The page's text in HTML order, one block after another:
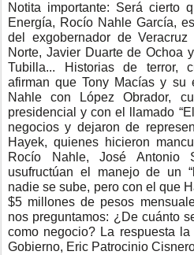
Notita importante: Será cierto
Energía, Rocío Nahle García,
del exgobernador de
Norte, Javier Duarte de Ochoa
Tubilla... Historias de terror,
afirman que Tony Macías y su
Nahle con López Obrador,
presidencial y con el llamado
negocios y dejaron de
Hayek, quienes hicieron
Rocío Nahle, José Antonio
usufructúan el manejo de un
nadie se sube, pero con el que
$5 millones de pesos
nos preguntamos: ¿De cuánto
como negocio? La respuesta
Gobierno, Eric Patrocinio